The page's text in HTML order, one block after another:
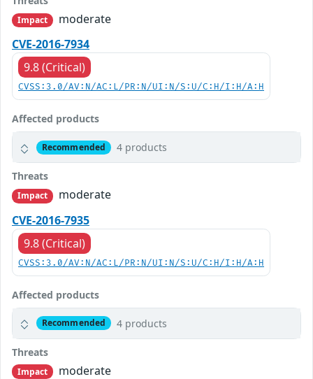
Impact
moderate
CVE-2016-7934
9.8 (Critical)
CVSS:3.0/AV:N/AC:L/PR:N/UI:N/S:U/C:H/I:H/A:H
Affected products
Recommended 4 products
Threats
Impact
moderate
CVE-2016-7935
9.8 (Critical)
CVSS:3.0/AV:N/AC:L/PR:N/UI:N/S:U/C:H/I:H/A:H
Affected products
Recommended 4 products
Threats
Impact
moderate